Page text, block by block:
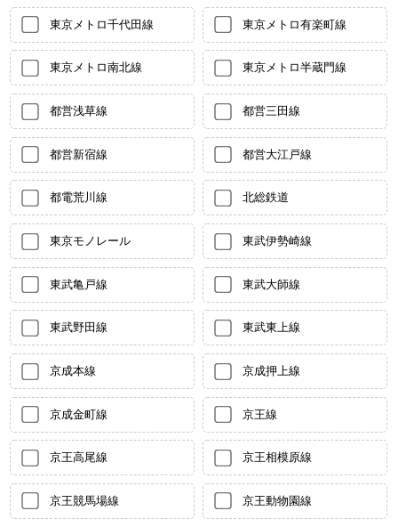
東京メトロ千代田線 東京メトロ有楽町線
東京メトロ南北線 東京メトロ半蔵門線
都営浅草線 都営三田線
都営新宿線 都営大江戸線
都電荒川線 北総鉄道
東京モノレール 東武伊勢崎線
東武亀戸線 東武大師線
東武野田線 東武東上線
京成本線 京成押上線
京成金町線 京王線
京王高尾線 京王相模原線
京王競馬場線 京王動物園線